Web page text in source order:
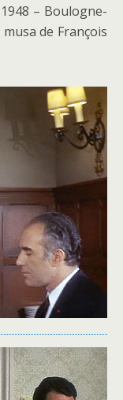
– Boulogne-
de François